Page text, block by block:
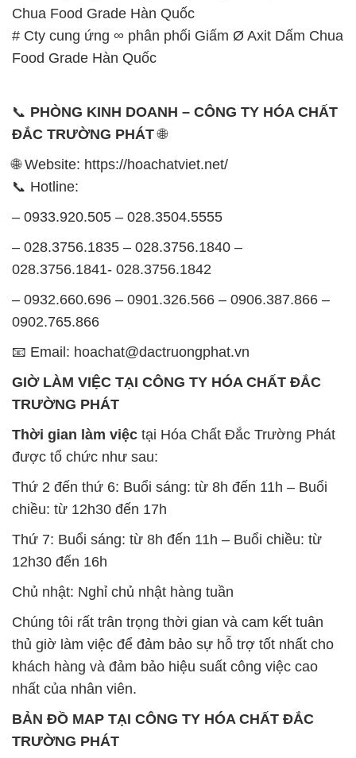
Chua Food Grade Hàn Quốc
# Cty cung ứng ∞ phân phối Giấm Ø Axit Dấm Chua
Food Grade Hàn Quốc
📞 PHÒNG KINH DOANH – CÔNG TY HÓA CHẤT
ĐẮC TRƯỜNG PHÁT🌐
🌐 Website: https://hoachatviet.net/
📞 Hotline:
– 0933.920.505 – 028.3504.5555
– 028.3756.1835 – 028.3756.1840 –
028.3756.1841- 028.3756.1842
– 0932.660.696 – 0901.326.566 – 0906.387.866 –
0902.765.866
📧 Email: hoachat@dactruongphat.vn
GIỜ LÀM VIỆC TẠI CÔNG TY HÓA CHẤT ĐẮC
TRƯỜNG PHÁT
Thời gian làm việc tại Hóa Chất Đắc Trường Phát
được tổ chức như sau:
Thứ 2 đến thứ 6: Buổi sáng: từ 8h đến 11h – Buổi
chiều: từ 12h30 đến 17h
Thứ 7: Buổi sáng: từ 8h đến 11h – Buổi chiều: từ
12h30 đến 16h
Chủ nhật: Nghỉ chủ nhật hàng tuần
Chúng tôi rất trân trọng thời gian và cam kết tuân
thủ giờ làm việc để đảm bảo sự hỗ trợ tốt nhất cho
khách hàng và đảm bảo hiệu suất công việc cao
nhất của nhân viên.
BẢN ĐỒ MAP TẠI CÔNG TY HÓA CHẤT ĐẮC
TRƯỜNG PHÁT